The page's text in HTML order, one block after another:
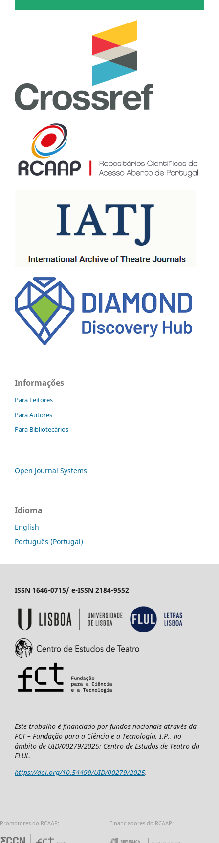
Informações
Para Leitores
Para Autores
Para Bibliotecários
Open Journal Systems
Idioma
English
Português (Portugal)
ISSN 1646-0715/ e-ISSN 2184-9552
Este trabalho é financiado por fundos nacionais através da
FCT – Fundação para a Ciência e a Tecnologia, I.P., no
âmbito de UID/00279/2025: Centro de Estudos de Teatro da
FLUL.
https://doi.org/10.54499/UID/00279/2025.
Promotores do RCAAP:
Fundação para a Ciência e a Tecnologia -
Financiadores do RCAAP: